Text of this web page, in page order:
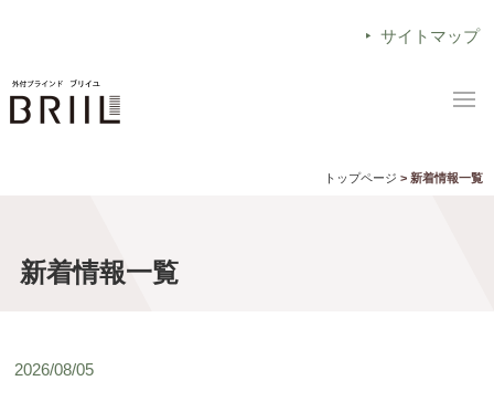
サイトマップ
トップページ > 新着情報一覧
新着情報一覧
2026/08/05